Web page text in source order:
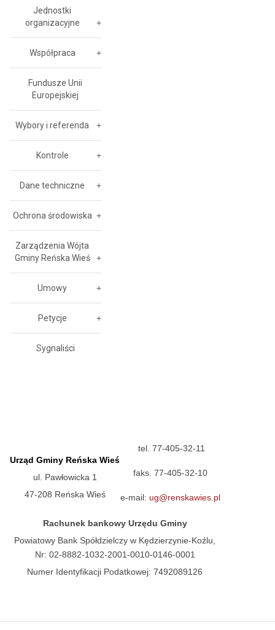
Jednostki
organizacyjne
Współpraca
Fundusze Unii
Europejskiej
Wybory i referenda
Kontrole
Dane techniczne
Ochrona środowiska
Zarządzenia Wójta
Gminy Reńska Wieś
Umowy
Petycje
Sygnaliści
Urząd Gminy Reńska Wieś
ul. Pawłowicka 1
47-208 Reńska Wieś
tel. 77-405-32-11
faks. 77-405-32-10
e-mail: ug@renskawies.pl
Rachunek bankowy Urzędu Gminy
Powiatowy Bank Spółdzielczy w Kędzierzynie-Koźlu,
Nr: 02-8882-1032-2001-0010-0146-0001
Numer Identyfikacji Podatkowej: 7492089126